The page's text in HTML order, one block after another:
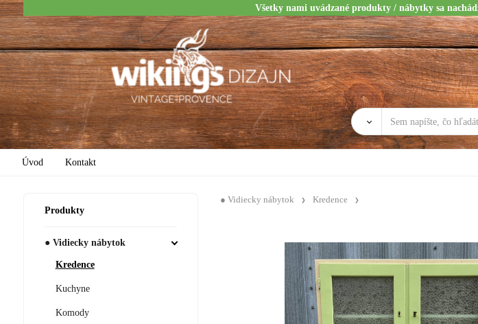
Všetky nami uvádzané produkty / nábytky sa
Úvod Kontakt
Produkty
● Vidiecky nábytok
Kredence
Kuchyne
Komody
● Vidiecky nábytok Kredence